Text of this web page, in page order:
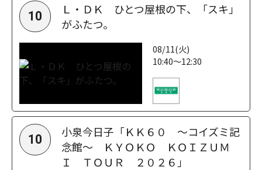
10
Ｌ・ＤＫ ひとつ屋根の下、「スキ」
がふたつ。
08/11(火)
10:40～12:30
10
小泉今日子「ＫＫ６０ ～コイズミ記
念館～ ＫＹＯＫＯ ＫＯＩＺＵＭ
Ｉ ＴＯＵＲ ２０２６」